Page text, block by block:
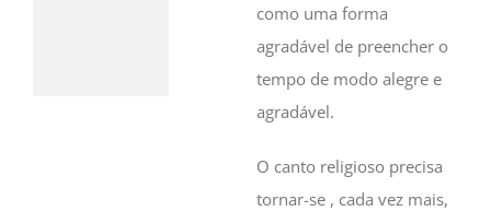
como uma forma
agradável de preencher o
tempo de modo alegre e
agradável.
O canto religioso precisa
tornar-se , cada vez mais,